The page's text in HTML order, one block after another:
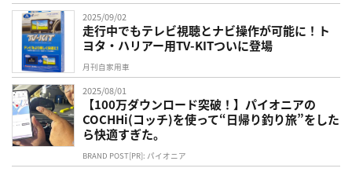
2025/09/02
走行中でもテレビ視聴とナビ操作が可能に！ト
ヨタ・ハリアー用TV-KITついに登場
月刊自家用車
2025/08/01
【100万ダウンロード突破！】パイオニアの
COCHHi(コッチ)を使って“日帰り釣り旅”をした
ら快適すぎた。
BRAND POST[PR]: パイオニア